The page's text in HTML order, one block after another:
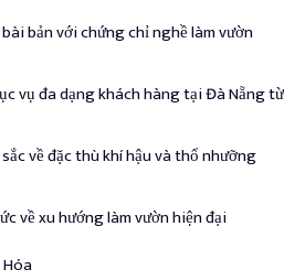
bản với chứng chỉ nghề làm vườn
vụ đa dạng khách hàng tại Đà Nẵng từ
về đặc thù khí hậu và thổ nhưỡng
về xu hướng làm vườn hiện đại